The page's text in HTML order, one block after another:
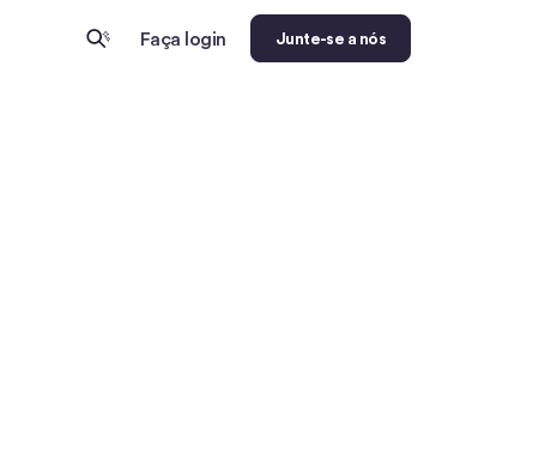
Faça login Junte-se a nós